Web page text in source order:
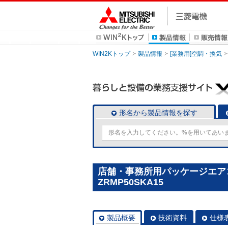
WIN2Kトップ 製品情報 [業務用]空調・換気
形名から製品情報を探す
店舗・事務所用パッケージエ
ZRMP50SKA15
製品概要 技術資料 仕様